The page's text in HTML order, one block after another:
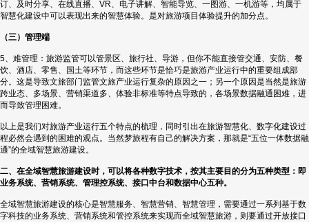
订、及时分享、在线直播、VR、电子讲解、智能导览、一图游、一机游等，均属于
智慧化建设中可以表现出来的智慧体验。是对旅游项目体验提升的加分点。
（三）管理端
5、难管理：旅游监管可以管景区、旅行社、导游，但你不能直接管交通、安防、餐
饮、酒店、零售、国土等环节，而这些环节是恰巧是旅游产业运行中的重要组成部
分。这是导致文旅部门监管文旅产业运行复杂的原因之一；另一个原因是当然是旅游
跨业态、多场景、营销渠道多、体验非标准等特点导致的，各场景数据融通困难，进
而导致管理困难。
以上是我们对旅游产业运行五个特点的梳理，同时引出在旅游智慧化、数字化建设过
程必然会遇到的困难的观点。当然梦旅程有自己的解决方案，那就是“五位一体数据融
通”的全域智慧旅游建设。
二、在全域智慧旅游建设时，可以将各种数字技术，按其主要目的分为五种类型：即
业务系统、营销系统、管理控系统、接口中台和数据中心五种。
全域智慧旅游建设的核心是智慧服务、智慧营销、智慧管理，需要通过一系列基于数
字科技的业务系统、营销系统和管控系统来实现而全域智慧旅游，则要通过开放接口